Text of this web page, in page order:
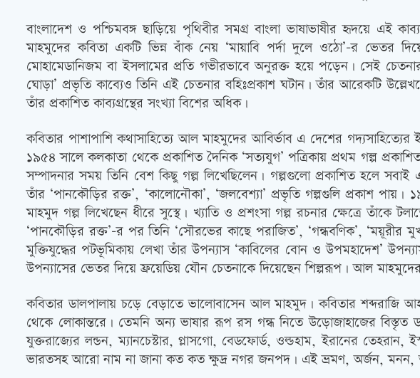
বাংলাদেশ ও পশ্চিমবঙ্গ ছাড়িয়ে পৃথিবীর সমগ্র বাংলা ভাষাভাষীর হৃদয়ে
মাহমুদের কবিতা একটি ভিন্ন বাঁক নেয় ‘মায়াবি পর্দা দুলে ওঠো’-র ভেতর
মোহামেডানিজম বা ইসলামের প্রতি গভীরভাবে অনুরক্ত হয়ে পড়েন। সেই
ঘোড়া’ প্রভৃতি কাব্যেও তিনি এই চেতনার বহিঃপ্রকাশ ঘটান। তাঁর আরেকটি
তাঁর প্রকাশিত কাব্যগ্রন্থের সংখ্যা বিশের অধিক।
কবিতার পাশাপাশি কথাসাহিত্যে আল মাহমুদের আবির্ভাব এ দেশের
১৯৫৪ সালে কলকাতা থেকে প্রকাশিত দৈনিক ‘সত্যযুগ’ পত্রিকায় প্রথম গল্প
সম্পাদনার সময় তিনি বেশ কিছু গল্প লিখেছিলেন। গল্পগুলো প্রকাশিত হলে
তাঁর ‘পানকৌড়ির রক্ত’, ‘কালোনৌকা’, ‘জলবেশ্যা’ প্রভৃতি গল্পগুলি প্রকাশ
মাহমুদ গল্প লিখেছেন ধীরে সুস্থে। খ্যাতি ও প্রশংসা গল্প রচনার ক্ষেত্রে তাঁকে
‘পানকৌড়ির রক্ত’-র পর তিনি ‘সৌরভের কাছে পরাজিত’, ‘গন্ধবণিক’,
মুক্তিযুদ্ধের পটভূমিকায় লেখা তাঁর উপন্যাস ‘কাবিলের বোন ও উপমহাদেশ’
উপন্যাসের ভেতর দিয়ে ফ্রয়েডিয় যৌন চেতনাকে দিয়েছেন শিল্পরূপ। আল
কবিতার ডালপালায় চড়ে বেড়াতে ভালোবাসেন আল মাহমুদ। কবিতার শব্দরাজি
থেকে লোকান্তরে। তেমনি অন্য ভাষার রূপ রস গন্ধ নিতে উড়োজাহাজের বিস্তৃত
যুক্তরাজ্যের লন্ডন, ম্যানচেস্টার, গ্লাসগো, বেডফোর্ড, ওল্ডহাম, ইরানের
ভারতসহ আরো নাম না জানা কত কত ক্ষুদ্র নগর জনপদ। এই ভ্রমণ, অর্জন, মনন,